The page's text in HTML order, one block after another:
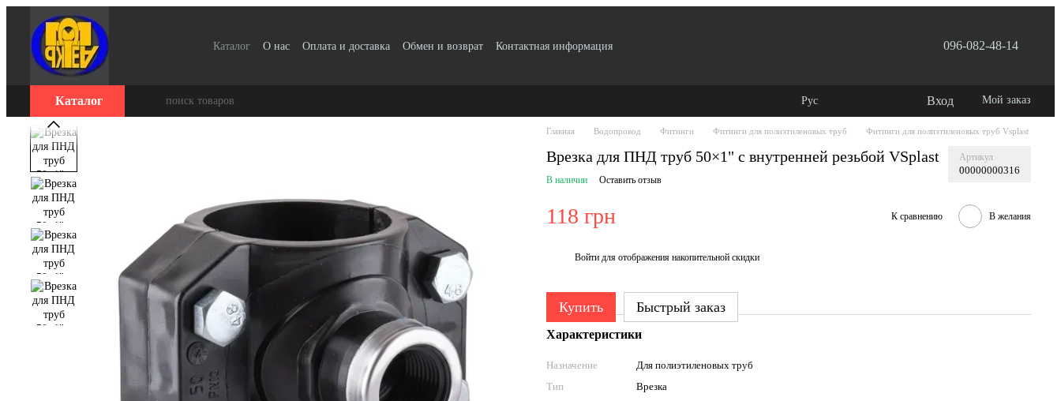
Перейти к основному контенту
Каталог О нас Оплата и доставка Обмен и возврат
Контактная информация
096-082-48-14
Каталог Рус Вход Мой заказ
Главная Водопровод Фитинги Фитинги для полиэтиленовых труб Фитинги для полиэтиленовых труб Vsplast
Врезка для ПНД труб 50×1" с внутренней резьбой VSplast Артикул
00000000316
В наличии Оставить отзыв
118 грн К сравнению В желания
Войти для отображения накопительной скидки
Купить Быстрый заказ
Характеристики
Назначение
Для полиэтиленовых труб
Тип
Врезка